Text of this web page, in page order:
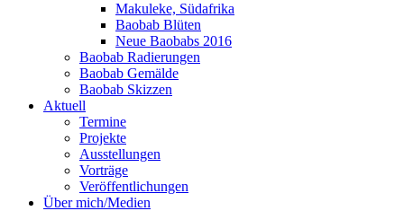
Makuleke, Südafrika
Baobab Blüten
Neue Baobabs 2016
Baobab Radierungen
Baobab Gemälde
Baobab Skizzen
Aktuell
Termine
Projekte
Ausstellungen
Vorträge
Veröffentlichungen
Über mich/Medien